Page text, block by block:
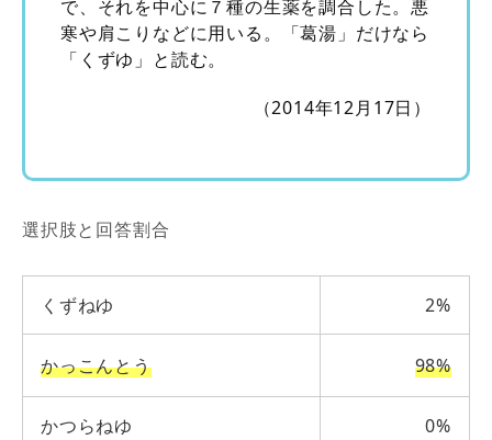
で、それを中心に７種の生薬を調合した。悪
寒や肩こりなどに用いる。「葛湯」だけなら
「くずゆ」と読む。
（2014年12月17日）
選択肢と回答割合
くずねゆ 2%
かっこんとう 98%
かつらねゆ 0%